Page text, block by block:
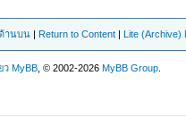
านบน | Return to Content | Lite (Archive)
ว MyBB , © 2002-2026MyBB Group